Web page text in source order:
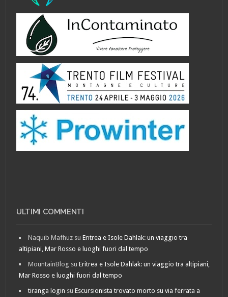
ULTIMI COMMENTI
Naquib Mafhuz suEritrea e Isole Dahlak: un viaggio tra
altipiani, Mar Rosso e luoghi fuori dal tempo
MountainBlog suEritrea e Isole Dahlak: un viaggio tra altipiani,
Mar Rosso e luoghi fuori dal tempo
tiranga login suEscursionista trovato morto su via ferrata a